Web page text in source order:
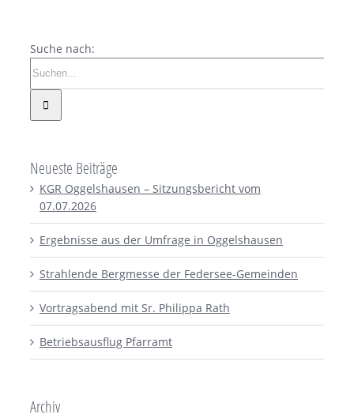
Suche nach:
Neueste Beiträge
KGR Oggelshausen – Sitzungsbericht vom
07.07.2026
Ergebnisse aus der Umfrage in Oggelshausen
Strahlende Bergmesse der Federsee-Gemeinden
Vortragsabend mit Sr. Philippa Rath
Betriebsausflug Pfarramt
Archiv